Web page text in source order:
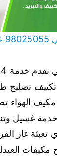
تصليح
الهواء
غسيل
غاز
مكيفات